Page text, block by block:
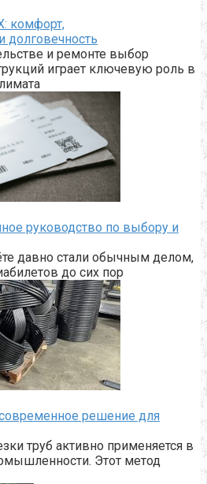
комфорт,
долговечность
и ремонте выбор
играет ключевую роль в
руководство по выбору и
давно стали обычным делом,
до сих пор
решение для
труб активно применяется в
Этот метод